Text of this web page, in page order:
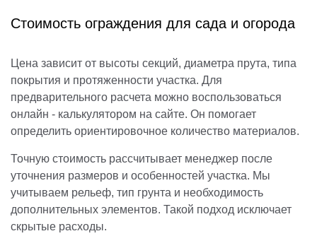
Стоимость ограждения для сада и огорода
Цена зависит от высоты секций, диаметра прута, типа
покрытия и протяженности участка. Для
предварительного расчета можно воспользоваться
онлайн - калькулятором на сайте. Он помогает
определить ориентировочное количество материалов.
Точную стоимость рассчитывает менеджер после
уточнения размеров и особенностей участка. Мы
учитываем рельеф, тип грунта и необходимость
дополнительных элементов. Такой подход исключает
скрытые расходы.